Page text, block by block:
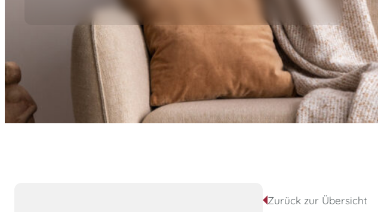
Zurück zur Übersicht